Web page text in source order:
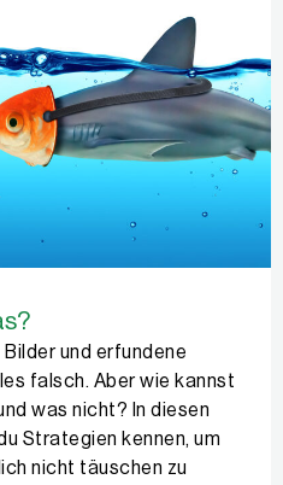
und erfundene
falsch. Aber wie kannst
was nicht? In diesen
Strategien kennen, um
nicht täuschen zu